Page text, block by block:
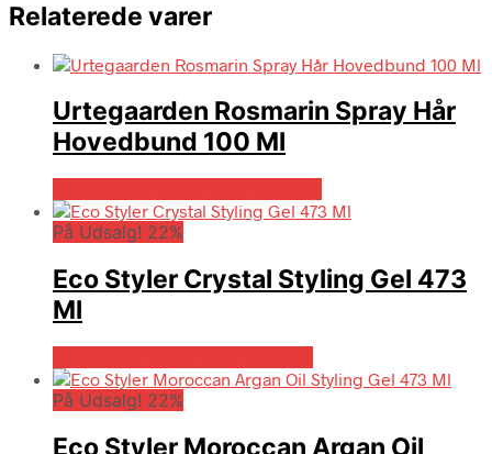
Relaterede varer
Urtegaarden Rosmarin Spray Hår
Hovedbund 100 Ml
På Udsalg! 22%
Eco Styler Crystal Styling Gel 473
Ml
På Udsalg! 22%
Eco Styler Moroccan Argan Oil